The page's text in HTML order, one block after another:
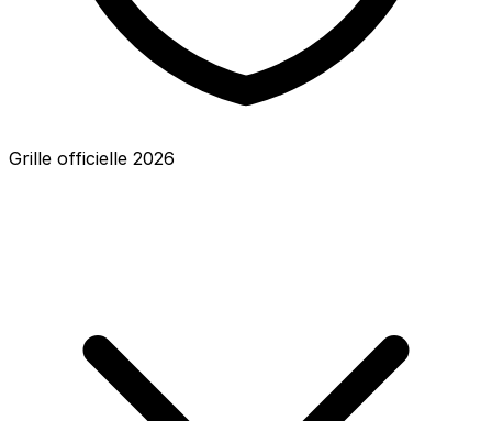
Grille officielle 2026